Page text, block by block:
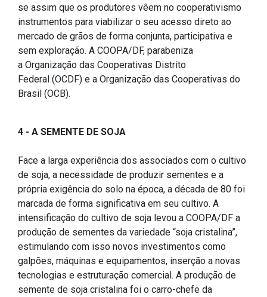
se assim que os produtores vêem no cooperativismo
instrumentos para viabilizar o seu acesso direto ao
mercado de grãos de forma conjunta, participativa e
sem exploração. A COOPA/DF, parabeniza
a Organização das Cooperativas Distrito
Federal (OCDF) e a Organização das Cooperativas do
Brasil (OCB).
4 - A SEMENTE DE SOJA
Face a larga experiência dos associados com o cultivo
de soja, a necessidade de produzir sementes e a
própria exigência do solo na época, a década de 80 foi
marcada de forma significativa em seu cultivo. A
intensificação do cultivo de soja levou a COOPA/DF a
produção de sementes da variedade “soja cristalina”,
estimulando com isso novos investimentos como
galpões, máquinas e equipamentos, inserção a novas
tecnologias e estruturação comercial. A produção de
semente de soja cristalina foi o carro-chefe da